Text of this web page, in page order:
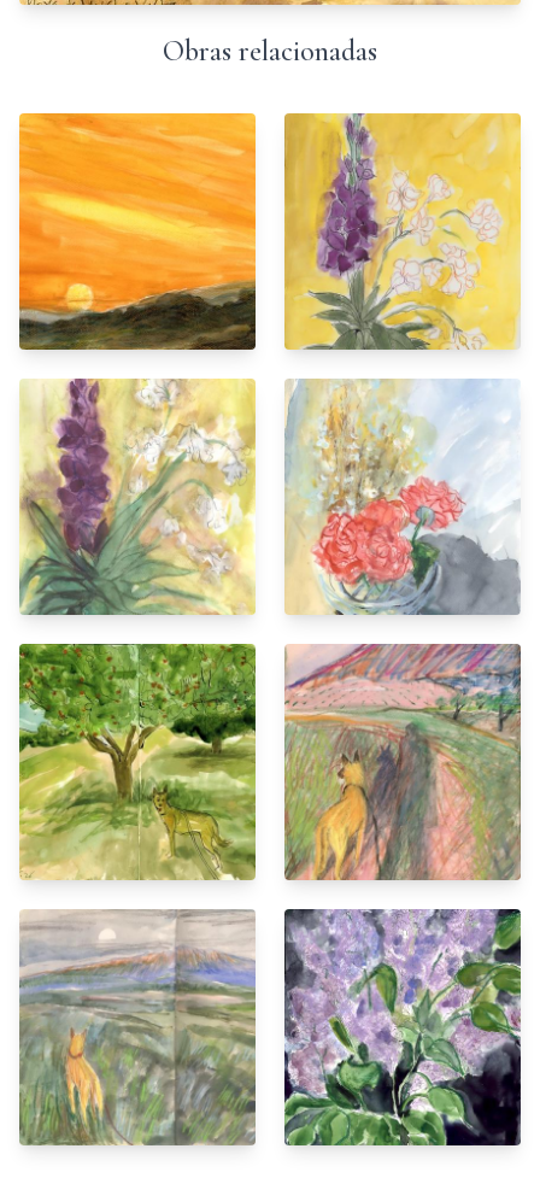
Obras relacionadas